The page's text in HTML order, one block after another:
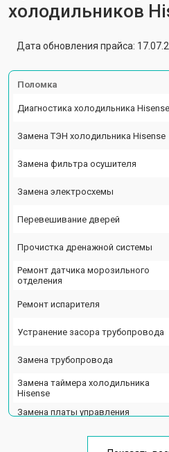
холодильников
Дата обновления прайса:
Поломка
Диагностика холодильника Hisense
Замена ТЭН холодильника Hisense
Замена фильтра осушителя
Замена электросхемы
Перевешивание дверей
Прочистка дренажной системы
Ремонт датчика морозильного
отделения
Ремонт испарителя
Устранение засора трубопровода
Замена трубопровода
Замена таймера холодильника
Hisense
Замена платы управления